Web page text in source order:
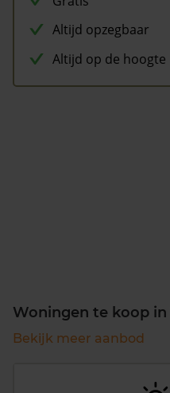
Altijd opzegbaar
Altijd op de hoogte
Woningen te koop
Bekijk meer aanbod